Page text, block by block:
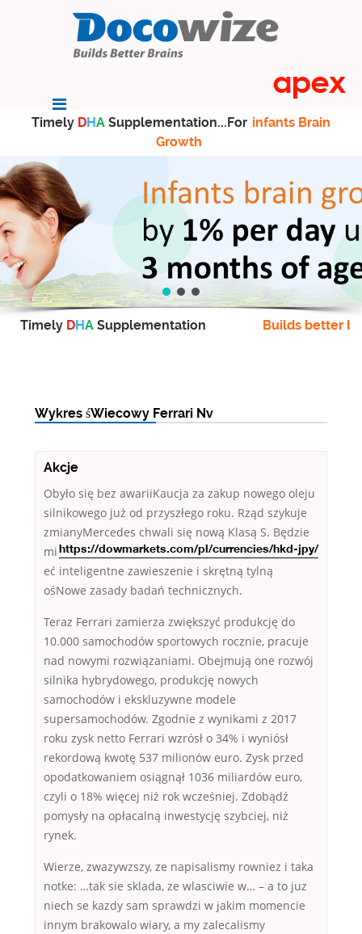
Timely DHA Supplementation...For infants Brain
Growth
Timely DHA Supplementation Builds better
Wykres śWiecowy Ferrari Nv
Akcje
Obyło się bez awariiKaucja za zakup nowego oleju
silnikowego już od przyszłego roku. Rząd szykuje
zmianyMercedes
https://dowmarkets.com/pl/currencies/hkd-jpy/
chwali się nową Klasą S. Będzie
mi
eć inteligentne zawieszenie i skrętną tylną
ośNowe zasady badań technicznych.
Teraz Ferrari zamierza zwiększyć produkcję do
10.000 samochodów sportowych rocznie, pracuje
nad nowymi rozwiązaniami. Obejmują one rozwój
silnika hybrydowego, produkcję nowych
samochodów i ekskluzywne modele
supersamochodów. Zgodnie z wynikami z 2017
roku zysk netto Ferrari wzrósł o 34% i wyniósł
rekordową kwotę 537 milionów euro. Zysk przed
opodatkowaniem osiągnął 1036 miliardów euro,
czyli o 18% więcej niż rok wcześniej. Zdobądź
pomysły na opłacalną inwestycję szybciej, niż
rynek.
Wierze, zwazywzszy, ze napisalismy rowniez i taka
notke: …tak sie sklada, ze wlasciwie w… – a to juz
niech se kazdy sam sprawdzi w jakim momencie
innym brakowalo wiary, a my zalecalismy